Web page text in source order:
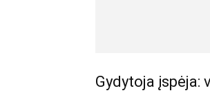
Gydytoja įspėja: